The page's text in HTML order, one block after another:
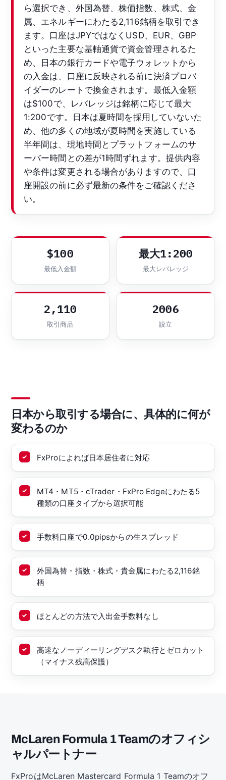
ら選択でき、外国為替、株価指数、株式、金
属、エネルギーにわたる2,116銘柄を取引でき
ます。口座はJPYではなくUSD、EUR、GBP
といった主要な基軸通貨で資金管理されるた
め、日本の銀行カードや電子ウォレットから
の入金は、口座に反映される前に決済プロバ
イダーのレートで換金されます。最低入金額
は$100で、レバレッジは銘柄に応じて最大
1:200です。日本は夏時間を採用していないた
め、他の多くの地域が夏時間を実施している
半年間は、現地時間とプラットフォームのサ
ーバー時間との差が1時間ずれます。提供内容
や条件は変更される場合がありますので、口
座開設の前に必ず最新の条件をご確認くださ
い。
$100
最低入金額
最大1:200
最大レバレッジ
2,110
取引商品
2006
設立
日本から取引する場合に、具体的に何が
変わるのか
FxProによれば日本居住者に対応
MT4・MT5・cTrader・FxPro Edgeにわたる5
種類の口座タイプから選択可能
手数料口座で0.0pipsからの生スプレッド
外国為替・指数・株式・貴金属にわたる2,116銘
柄
ほとんどの方法で入出金手数料なし
高速なノーディーリングデスク執行とゼロカット
（マイナス残高保護）
McLaren Formula 1 Teamのオフィシ
ャルパートナー
FxProはMcLaren Mastercard Formula 1 Teamのオフ